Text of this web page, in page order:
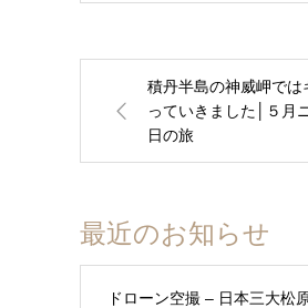
積丹半島の神威岬では
っていきました│５月
日の旅
最近のお知らせ
ドローン空撮 – 日本三大松